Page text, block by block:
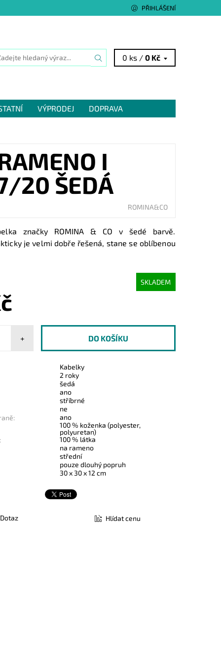
PŘIHLÁŠENÍ
0 ks /0 Kč
VÝPRODEJ
DOPRAVA
I
20 ŠEDÁ
ROMINA&CO
značky ROMINA & CO v šedé barvě.
je velmi dobře řešená, stane se oblíbenou
SKLADEM
+
Kabelky
2 roky
šedá
ano
stříbrné
ne
ano
100 % koženka (polyester,
polyuretan)
100 % látka
na rameno
střední
pouze dlouhý popruh
30 x 30 x 12 cm
Dotaz Hlídat cenu